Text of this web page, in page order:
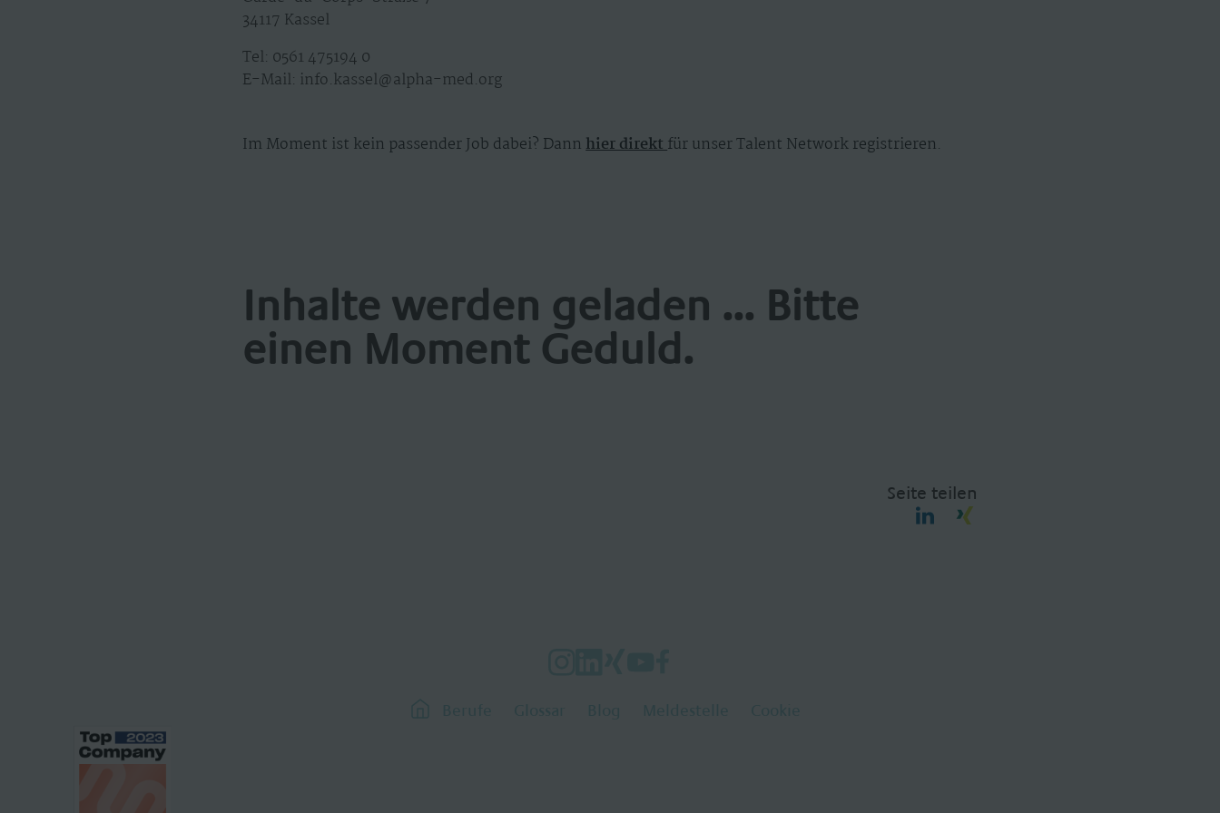
34117 Kassel
Tel: 0561 475194 0
E-Mail: info.kassel@alpha-med.org
Im Moment ist kein passender Job dabei? Dannhier direktfür unser Talent Network registrieren.
Inhalte werden geladen ... Bitte
einen Moment Geduld.
Seite teilen